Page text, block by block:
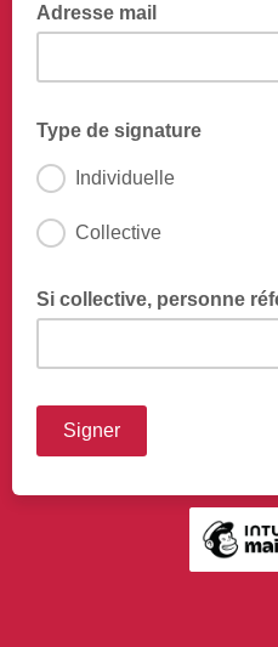
Adresse mail
Type de signature
Individuelle
Collective
Si collective, personne